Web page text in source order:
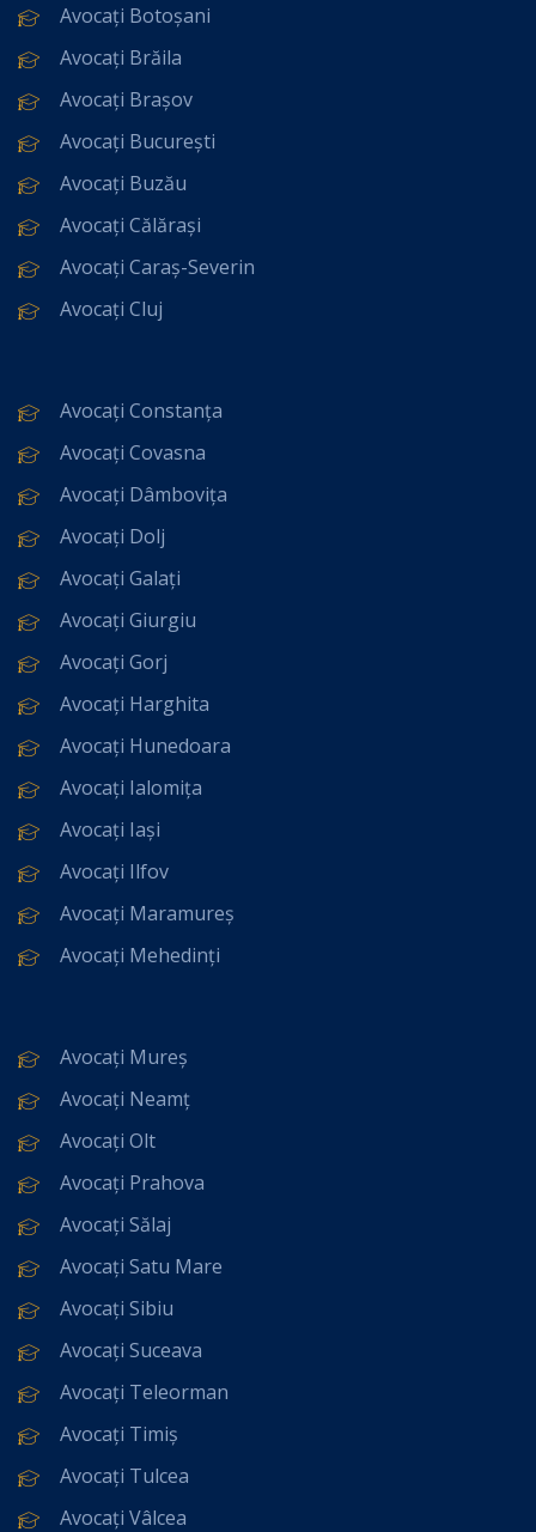
Avocați Botoșani
Avocați Brăila
Avocați Brașov
Avocați București
Avocați Buzău
Avocați Călărași
Avocați Caraș-Severin
Avocați Cluj
Avocați Constanța
Avocați Covasna
Avocați Dâmbovița
Avocați Dolj
Avocați Galați
Avocați Giurgiu
Avocați Gorj
Avocați Harghita
Avocați Hunedoara
Avocați Ialomița
Avocați Iași
Avocați Ilfov
Avocați Maramureș
Avocați Mehedinți
Avocați Mureș
Avocați Neamț
Avocați Olt
Avocați Prahova
Avocați Sălaj
Avocați Satu Mare
Avocați Sibiu
Avocați Suceava
Avocați Teleorman
Avocați Timiș
Avocați Tulcea
Avocați Vâlcea